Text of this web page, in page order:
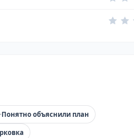
Понятно объяснили план